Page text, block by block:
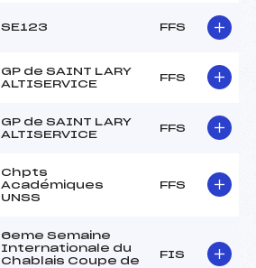
SE123 FFS
GP de SAINT LARY
ALTISERVICE
FFS
GP de SAINT LARY
ALTISERVICE
FFS
Chpts
Académiques
UNSS
FFS
6eme Semaine
Internationale du
Chablais Coupe de
FIS